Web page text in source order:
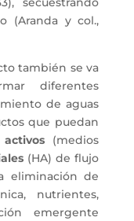
(Aranda y col.,
también se va
diferentes
de aguas
que puedan
(medios
(HA) de flujo
eliminación de
nutrientes,
emergente